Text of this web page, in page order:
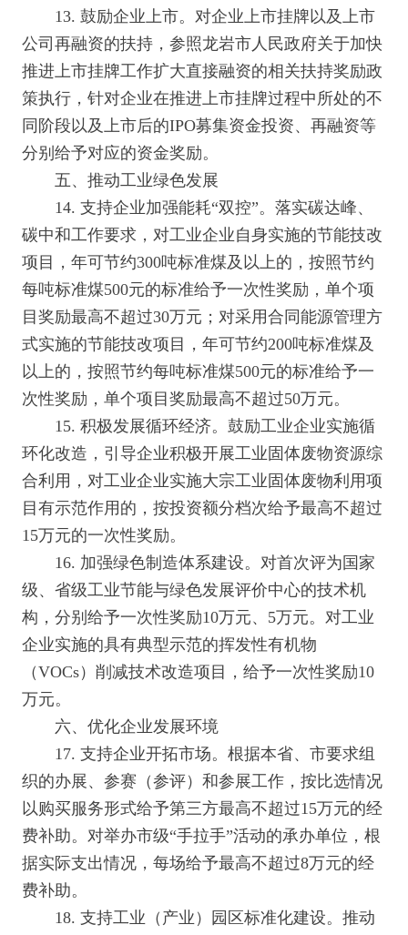
13. 鼓励企业上市。对企业上市挂牌以及上市
公司再融资的扶持，参照龙岩市人民政府关于加快
推进上市挂牌工作扩大直接融资的相关扶持奖励政
策执行，针对企业在推进上市挂牌过程中所处的不
同阶段以及上市后的IPO募集资金投资、再融资等
分别给予对应的资金奖励。
五、推动工业绿色发展
14. 支持企业加强能耗“双控”。落实碳达峰、
碳中和工作要求，对工业企业自身实施的节能技改
项目，年可节约300吨标准煤及以上的，按照节约
每吨标准煤500元的标准给予一次性奖励，单个项
目奖励最高不超过30万元；对采用合同能源管理方
式实施的节能技改项目，年可节约200吨标准煤及
以上的，按照节约每吨标准煤500元的标准给予一
次性奖励，单个项目奖励最高不超过50万元。
15. 积极发展循环经济。鼓励工业企业实施循
环化改造，引导企业积极开展工业固体废物资源综
合利用，对工业企业实施大宗工业固体废物利用项
目有示范作用的，按投资额分档次给予最高不超过
15万元的一次性奖励。
16. 加强绿色制造体系建设。对首次评为国家
级、省级工业节能与绿色发展评价中心的技术机
构，分别给予一次性奖励10万元、5万元。对工业
企业实施的具有典型示范的挥发性有机物
（VOCs）削减技术改造项目，给予一次性奖励10
万元。
六、优化企业发展环境
17. 支持企业开拓市场。根据本省、市要求组
织的办展、参赛（参评）和参展工作，按比选情况
以购买服务形式给予第三方最高不超过15万元的经
费补助。对举办市级“手拉手”活动的承办单位，根
据实际支出情况，每场给予最高不超过8万元的经
费补助。
18. 支持工业（产业）园区标准化建设。推动